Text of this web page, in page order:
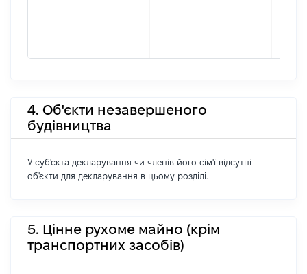
4. Об'єкти незавершеного
будівництва
У суб'єкта декларування чи членів його сім'ї відсутні
об'єкти для декларування в цьому розділі.
5. Цінне рухоме майно (крім
транспортних засобів)